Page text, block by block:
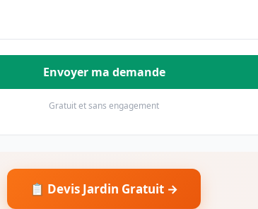
Envoyer ma demande
Gratuit et sans engagement
📋 Devis Jardin Gratuit →